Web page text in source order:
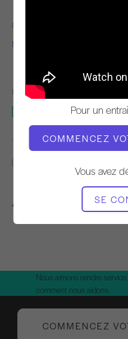
Pour un
COMMENCEZ
Vous avez
SE
ENSEIGNANT
Marina Urbina
MATÉRIEL NÉCESSAIRE
TROUVER DES COURS
Autres séances
Nous aimons rendre
comment nous aidons.
COMMENCEZ